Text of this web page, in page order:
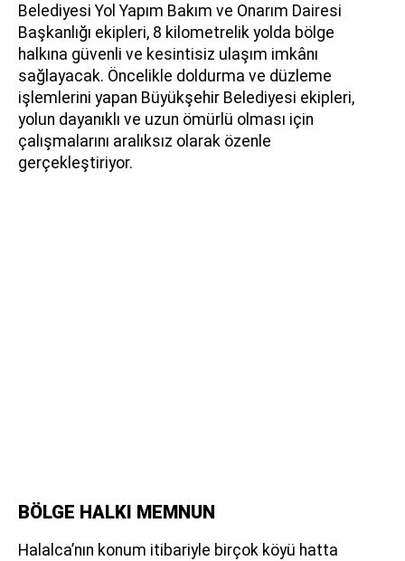
Belediyesi Yol Yapım Bakım ve Onarım Dairesi
Başkanlığı ekipleri, 8 kilometrelik yolda bölge
halkına güvenli ve kesintisiz ulaşım imkânı
sağlayacak. Öncelikle doldurma ve düzleme
işlemlerini yapan Büyükşehir Belediyesi ekipleri,
yolun dayanıklı ve uzun ömürlü olması için
çalışmalarını aralıksız olarak özenle
gerçekleştiriyor.
BÖLGE HALKI MEMNUN
Halalca’nın konum itibariyle birçok köyü hatta